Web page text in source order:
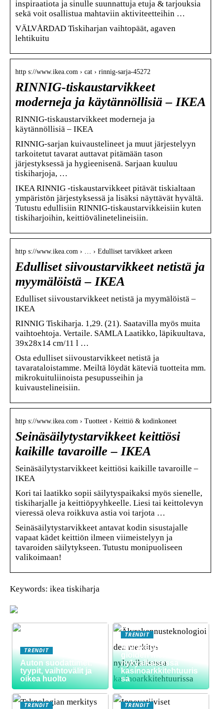
inspiraatiota ja sinulle suunnattuja etuja & tarjouksia
sekä voit osallistua mahtaviin aktiviteetteihin …
VÄLVÅRDAD Tiskiharjan vaihtopäät, agaven
lehtikuitu
http s://www.ikea.com › cat › rinnig-sarja-45272
RINNIG-tiskaustarvikkeet
moderneja ja käytännöllisiä – IKEA
RINNIG-tiskaustarvikkeet moderneja ja
käytännöllisiä – IKEA
RINNIG-sarjan kuivaustelineet ja muut järjestelyyn
tarkoitetut tavarat auttavat pitämään tason
järjestyksessä ja hygieenisenä. Sarjaan kuuluu
tiskiharjoja, …
IKEA RINNIG -tiskaustarvikkeet pitävät tiskialtaan
ympäristön järjestyksessä ja lisäksi näyttävät hyvältä.
Tutustu edullisiin RINNIG-tiskaustarvikkeisiin kuten
tiskiharjoihin, keittiövälinetelineisiin.
http s://www.ikea.com › … › Edulliset tarvikkeet arkeen
Edulliset siivoustarvikkeet netistä ja
myymälöistä – IKEA
Edulliset siivoustarvikkeet netistä ja myymälöistä –
IKEA
RINNIG Tiskiharja. 1,29. (21). Saatavilla myös muita
vaihtoehtoja. Vertaile. SAMLA Laatikko, läpikuultava,
39x28x14 cm/11 l …
Osta edulliset siivoustarvikkeet netistä ja
tavarataloistamme. Meiltä löydät käteviä tuotteita mm.
mikrokuituliinoista pesupusseihin ja
kuivaustelineisiin.
http s://www.ikea.com › Tuotteet › Keittiö & kodinkoneet
Seinäsäilytystarvikkeet keittiösi
kaikille tavaroille – IKEA
Seinäsäilytystarvikkeet keittiösi kaikille tavaroille –
IKEA
Kori tai laatikko sopii säilytyspaikaksi myös sienelle,
tiskiharjalle ja keittiöpyyhkeelle. Liesi tai keittolevyn
vieressä oleva roikkuva astia voi tarjota …
Seinäsäilytystarvikkeet antavat kodin sisustajalle
vapaat kädet keittiön ilmeen viimeistelyyn ja
tavaroiden säilytykseen. Tutustu monipuoliseen
valikoimaan!
Keywords: ikea tiskiharja
TRENDIT
Auton suodattimet:
tyypit, vaihtovälit ja
oikea huolto
TRENDIT
Älyrakennusteknolo
gioiden merkitys
nykyaikaisessa
kasinoarkkitehtuuris
sa
TRENDIT TRENDIT